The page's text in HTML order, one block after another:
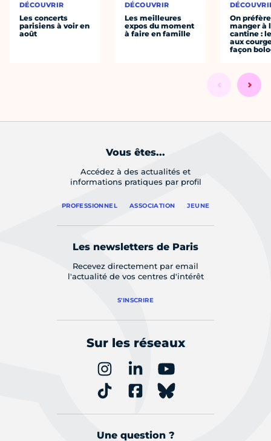
DÉCOUVRIR
Les concerts
parisiens à voir en
août
DÉCOUVRIR
Les meilleures
expos du moment
à faire en famille
On préfère
manger à
cantine :
aux
façon
Vous êtes...
Accédez à des actualités et
informations pratiques par profil
PROFESSIONNEL ASSOCIATION JEUNE
Les newsletters de Paris
Recevez directement par email
l'actualité de vos centres d'intérêt
S'INSCRIRE
Sur les réseaux
Une question ?